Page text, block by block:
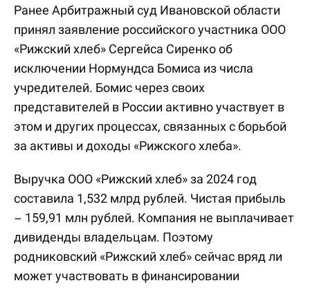
Ранее Арбитражный суд Ивановской области
принял заявление российского участника ООО
«Рижский хлеб» Сергейса Сиренко об
исключении Нормундса Бомиса из числа
учредителей. Бомис через своих
представителей в России активно участвует в
этом и других процессах, связанных с борьбой
за активы и доходы «Рижского хлеба».
Выручка ООО «Рижский хлеб» за 2024 год
составила 1,532 млрд рублей. Чистая прибыль
– 159,91 млн рублей. Компания не выплачивает
дивиденды владельцам. Поэтому
родниковский «Рижский хлеб» сейчас вряд ли
может участвовать в финансировании